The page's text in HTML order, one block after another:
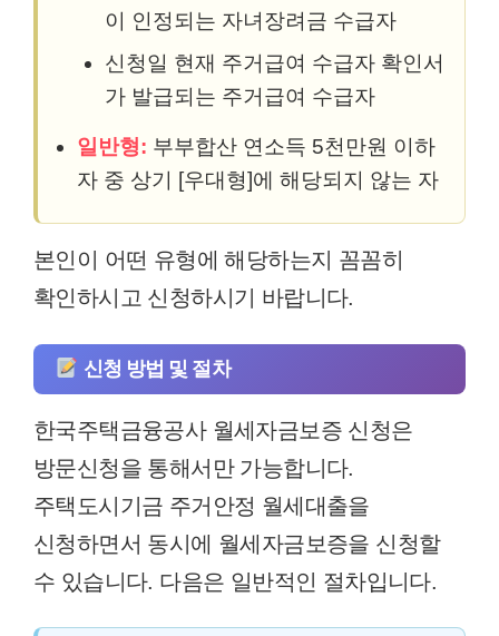
이 인정되는 자녀장려금 수급자
신청일 현재 주거급여 수급자 확인서
가 발급되는 주거급여 수급자
일반형: 부부합산 연소득 5천만원 이하
자 중 상기 [우대형]에 해당되지 않는 자
본인이 어떤 유형에 해당하는지 꼼꼼히
확인하시고 신청하시기 바랍니다.
신청 방법 및 절차
한국주택금융공사 월세자금보증 신청은
방문신청을 통해서만 가능합니다.
주택도시기금 주거안정 월세대출을
신청하면서 동시에 월세자금보증을 신청할
수 있습니다. 다음은 일반적인 절차입니다.